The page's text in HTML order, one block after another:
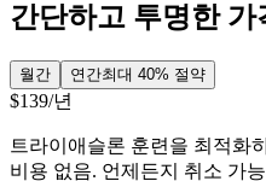
간단하고 투명한 가
월간 연간최대 40% 절약
$139/년
트라이애슬론 훈련을 최적화
비용 없음. 언제든지 취소 가